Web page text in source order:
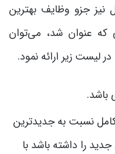
نیز جزو وظایف بهترین
که عنوان شد، می‌توان
لیست زیر ارائه نمود.
باشد.
نسبت به جدیدترین
را داشته باشد با